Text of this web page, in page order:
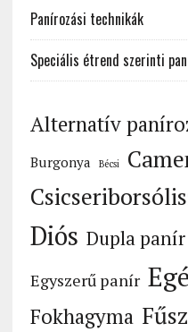
Panírozási technikák
Speciális étrend szerinti
Alternatív
Burgonya Bécsi
Diós Dupla panír
Egyszerű panír
Fokhagyma